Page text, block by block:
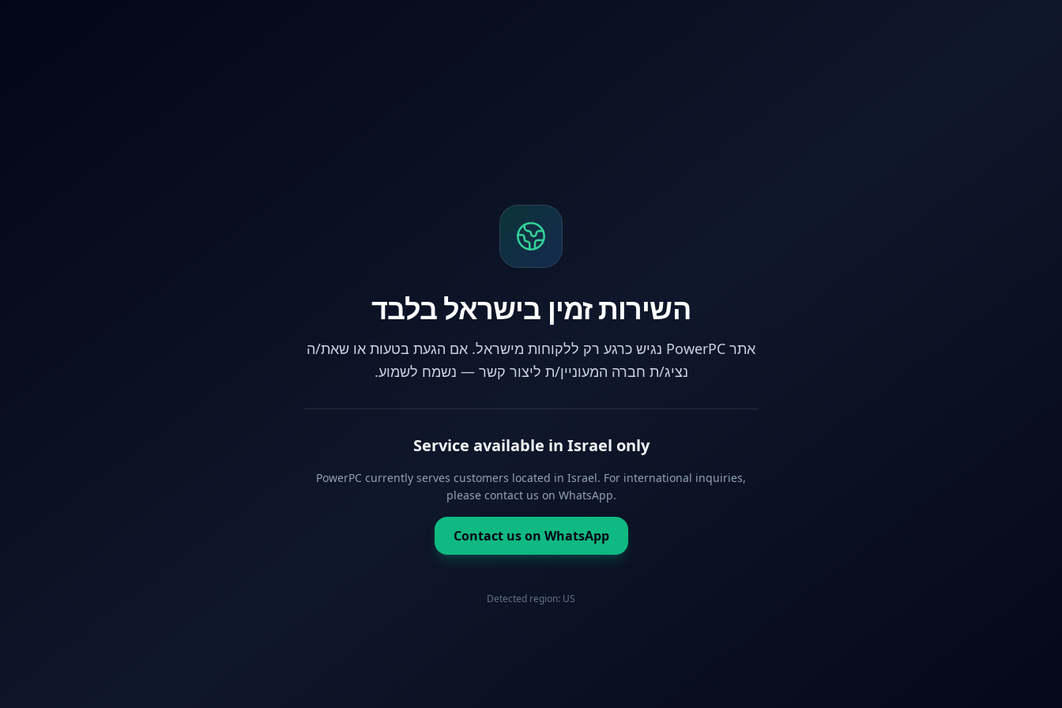
השירות זמין בישראל בלבד
אתר PowerPC נגיש כרגע רק ללקוחות מישראל. אם הגעת בטעות או שאת/ה
נציג/ת חברה המעוניין/ת ליצור קשר — נשמח לשמוע.
Service available in Israel only
PowerPC currently serves customers located in Israel. For international inquiries,
please contact us on WhatsApp.
Contact us on WhatsApp
Detected region: US